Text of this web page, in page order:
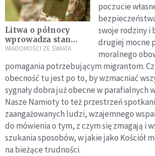
Litwa o północy
wprowadza stan
wyjątkowy przy
WIADOMOŚCI ZE ŚWIATA
poczucie
swoje rodziny i
drugiej mocne
moralnego
pomagania potrzebującym migrantom.
obecność tu jest po to, by wzmacniać
sygnały dobra już obecne w parafialnych
Nasze Namioty to też przestrzeń
zaangażowanych ludzi, wzajemnego
do mówienia o tym, z czym się zmagają i
szukania sposobów, w jakie jako Kościół
na bieżące trudności.